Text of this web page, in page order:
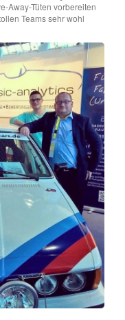
Away-Tüten vorbereiten
Teams sehr wohl